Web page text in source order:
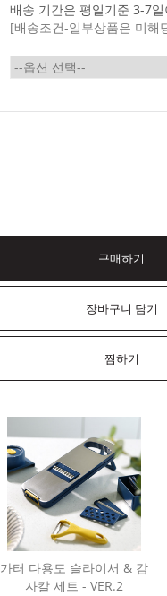
배송 기간은 평일기준 3-7
[배송조건-일부상품은 미해
구매하기
장바구니 담기
찜하기
가터 다용도 슬라이서 & 감
자칼 세트 - VER.2